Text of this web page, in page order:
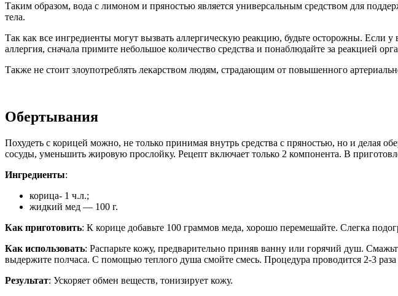
Таким образом, вода с лимоном и пряностью является универсальным средством для
тела.
Так как все ингредиенты могут вызвать аллергическую реакцию, будьте осторожны. Если
аллергия, сначала примите небольшое количество средства и понаблюдайте за реакцией
Также не стоит злоупотреблять лекарством людям, страдающим от повышенного
Обертывания
Похудеть с корицей можно, не только принимая внутрь средства с пряностью, но и делая
сосуды, уменьшить жировую прослойку. Рецепт включает только 2 компонента. В
Ингредиенты:
корица- 1 ч.л.;
жидкий мед — 100 г.
Как приготовить: К корице добавьте 100 граммов меда, хорошо перемешайте. Слегка
Как использовать: Распарьте кожу, предварительно приняв ванну или горячий душ.
выдержите полчаса. С помощью теплого душа смойте смесь. Процедура проводится 2-3 раза
Результат: Ускоряет обмен веществ, тонизирует кожу.